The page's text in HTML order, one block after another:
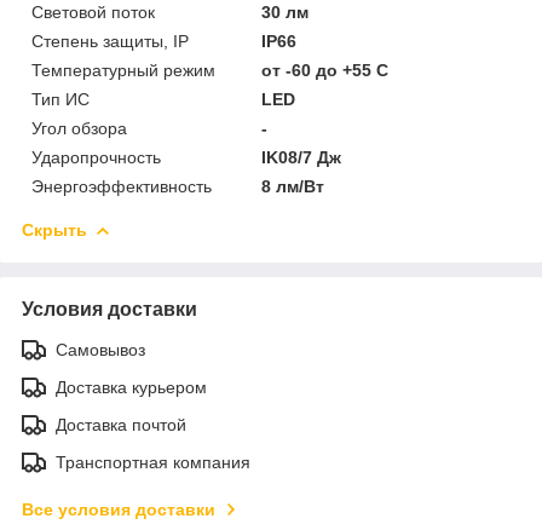
Световой поток
30 лм
Степень защиты, IP
IP66
Температурный режим
от -60 до +55 C
Тип ИС
LED
Угол обзора
-
Ударопрочность
IK08/7 Дж
Энергоэффективность
8 лм/Вт
Скрыть
Условия доставки
Самовывоз
Доставка курьером
Доставка почтой
Транспортная компания
Все условия доставки